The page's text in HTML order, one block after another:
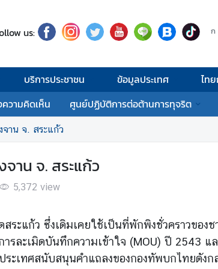
us: ก
บริการประชาชน ข้อมูลประเทศ
ไท
วามคิดเห็น ศูนย์ปฏิบัติการต่อต้านการทุจริต
าน จ. สระแก้ว
น จ. สระแก้ว
5,372 view
ะแก้ว ซึ่งเดิมเคยใช้เป็นที่พักพิงชั่วคราวขอ
ละเมิดบันทึกความเข้าใจ (MOU) ปี 2543 แ
ะเทศสนับสนุนคำแถลงของกองทัพบกไทยดัง